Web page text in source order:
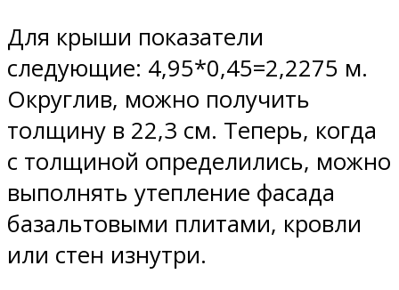
Для крыши показатели
следующие: 4,95*0,45=2,2275 м.
Округлив, можно получить
толщину в 22,3 см. Теперь, когда
с толщиной определились, можно
выполнять утепление фасада
базальтовыми плитами, кровли
или стен изнутри.